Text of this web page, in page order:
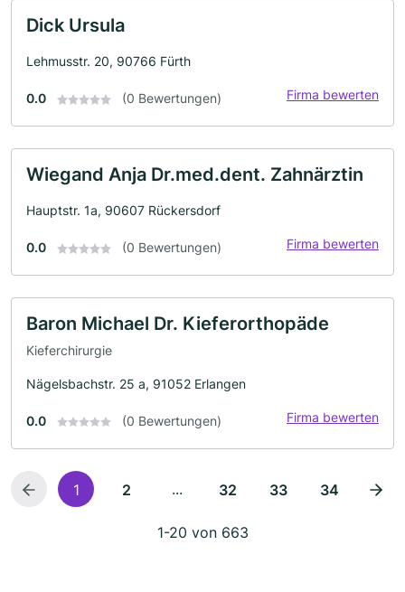
Dick Ursula
Lehmusstr. 20, 90766 Fürth
0.0 (0 Bewertungen) Firma bewerten
Wiegand Anja Dr.med.dent. Zahnärztin
Hauptstr. 1a, 90607 Rückersdorf
0.0 (0 Bewertungen) Firma bewerten
Baron Michael Dr. Kieferorthopäde
Kieferchirurgie
Nägelsbachstr. 25 a, 91052 Erlangen
0.0 (0 Bewertungen) Firma bewerten
1 2 ... 32 33 34
1-20 von 663